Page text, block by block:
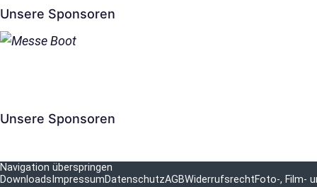
Unsere Sponsoren
Unsere Sponsoren
Navigation überspringen
Downloads ImpressumDatenschutzAGBWiderrufsrechtFoto-, Film-